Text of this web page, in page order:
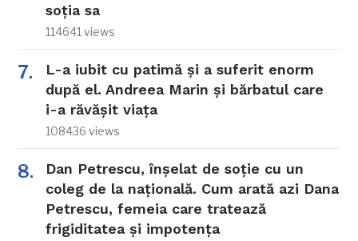
soția sa
114641 views
L-a iubit cu patimă și a suferit enorm
după el. Andreea Marin și bărbatul care
i-a răvășit viața
108436 views
Dan Petrescu, înșelat de soție cu un
coleg de la națională. Cum arată azi Dana
Petrescu, femeia care tratează
frigiditatea și impotența